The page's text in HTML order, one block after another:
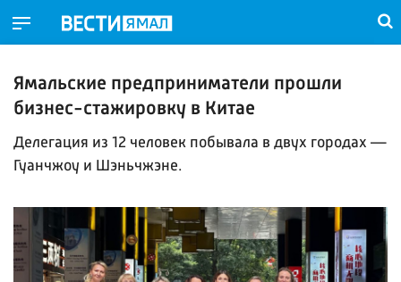
Ямальские предприниматели прошли
бизнес-стажировку в Китае
Делегация из 12 человек побывала в двух городах —
Гуанчжоу и Шэньчжэне.